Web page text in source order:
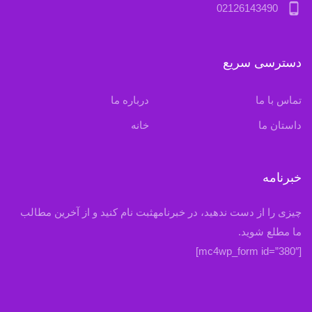
phone_android
02126143490
دسترسی سریع
تماس با ما درباره ما
داستان ما خانه
خبرنامه
چیزی را از دست ندهید، در خبرنامهثبت نام کنید و از آخرین مطالب
ما مطلع شوید.
[mc4wp_form id=”380″]